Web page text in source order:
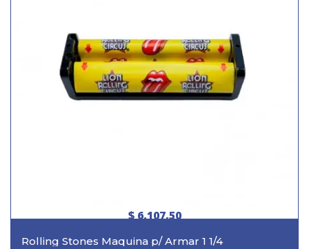
$ 6.107,50
Rolling Stones Maquina p/ Armar 1 1/4